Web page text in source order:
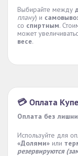
Выбирайте между
плану) и
со спиртным.
может
весе.
💳 Оплата
Оплата без
Используйте для
«Долями» или
резервируются